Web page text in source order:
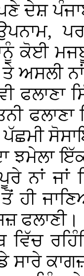
ਦੇਸ਼
ਕੋਈ
ਨਾਂ
ਫਲਾਣਾ
ਫਲਾਣਾ
ਝਮੇਲਾ
ਨਾਂ ਜਾਂ
ਹੀ
ਫਲਾਣੀ।
ਵਿੱਚ
ਸਾਰੇ